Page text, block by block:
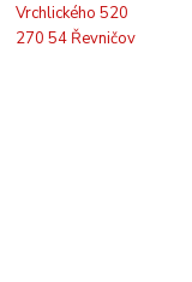
Vrchlického 520
270 54 Řevničov